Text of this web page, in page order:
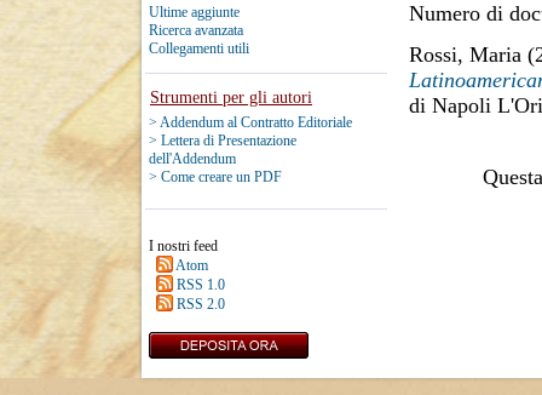
Ultime aggiunte
Ricerca avanzata
Collegamenti utili
Strumenti per gli autori
> Addendum al Contratto Editoriale
> Lettera di Presentazione
dell'Addendum
> Come creare un PDF
I nostri feed
Atom
RSS 1.0
RSS 2.0
Numero di
Rossi, Maria
di Napoli